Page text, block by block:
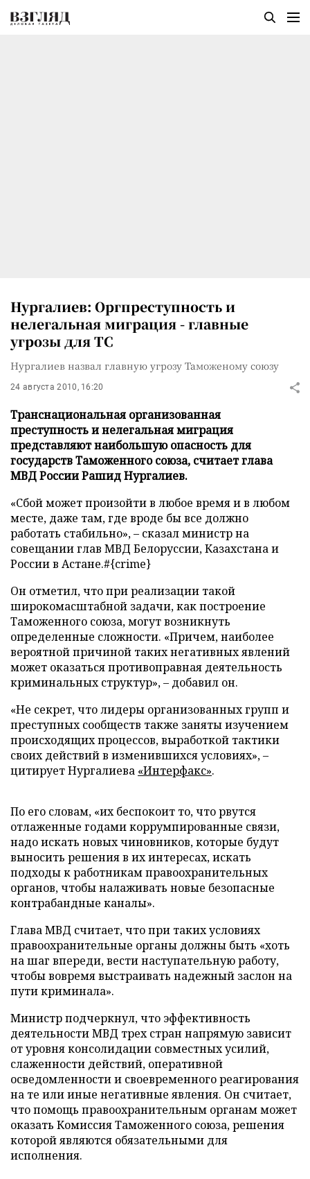
Нургалиев: Оргпреступность и
нелегальная миграция - главные
угрозы для ТС
Нургалиев назвал главную угрозу Таможеному союзу
24 августа 2010, 16:20
Транснациональная организованная
преступность и нелегальная миграция
представляют наибольшую опасность для
государств Таможенного союза, считает глава
МВД России Рашид Нургалиев.
«Сбой может произойти в любое время и в любом
месте, даже там, где вроде бы все должно
работать стабильно», – сказал министр на
совещании глав МВД Белоруссии, Казахстана и
России в Астане.#{crime}
Он отметил, что при реализации такой
широкомасштабной задачи, как построение
Таможенного союза, могут возникнуть
определенные сложности. «Причем, наиболее
вероятной причиной таких негативных явлений
может оказаться противоправная деятельность
криминальных структур», – добавил он.
«Не секрет, что лидеры организованных групп и
преступных сообществ также заняты изучением
происходящих процессов, выработкой тактики
своих действий в изменившихся условиях», –
цитирует Нургалиева «Интерфакс».
По его словам, «их беспокоит то, что рвутся
отлаженные годами коррумпированные связи,
надо искать новых чиновников, которые будут
выносить решения в их интересах, искать
подходы к работникам правоохранительных
органов, чтобы налаживать новые безопасные
контрабандные каналы».
Глава МВД считает, что при таких условиях
правоохранительные органы должны быть «хоть
на шаг впереди, вести наступательную работу,
чтобы вовремя выстраивать надежный заслон на
пути криминала».
Министр подчеркнул, что эффективность
деятельности МВД трех стран напрямую зависит
от уровня консолидации совместных усилий,
слаженности действий, оперативной
осведомленности и своевременного реагирования
на те или иные негативные явления. Он считает,
что помощь правоохранительным органам может
оказать Комиссия Таможенного союза, решения
которой являются обязательными для
исполнения.